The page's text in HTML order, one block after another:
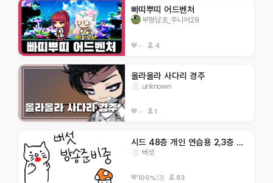
빠띠뿌띠 어드벤처
부평남초_주니어29
-- 4
올라올라 사다리 경주
unknown
-- 1
시드 48층 개인 연습용 2,3층 텔포O
버섯
100%(3) 83